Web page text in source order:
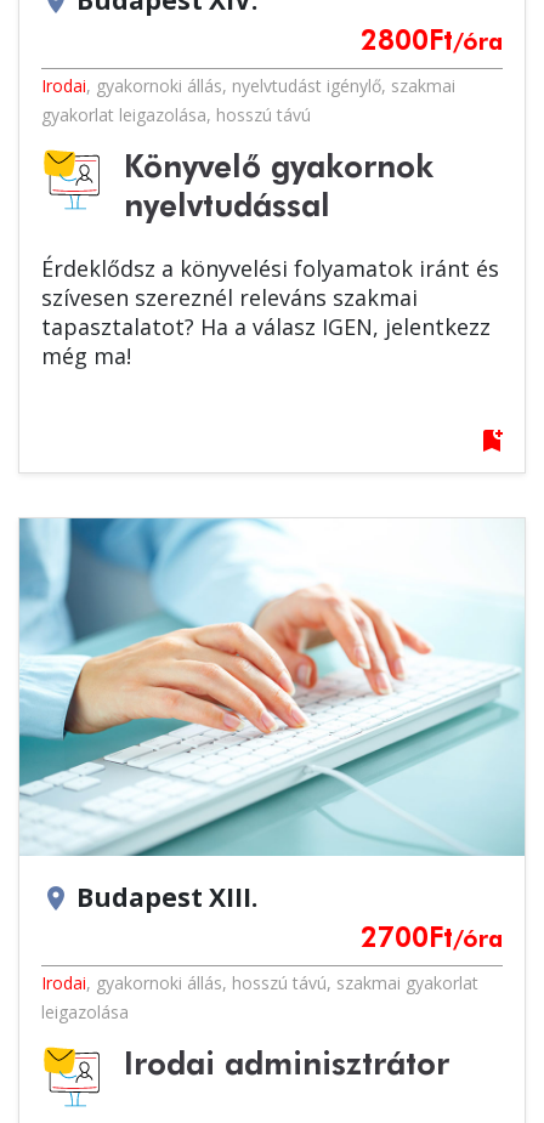
2800 Ft/óra
Irodai, gyakornoki állás, nyelvtudást igénylő, szakmai
gyakorlat leigazolása, hosszú távú
Könyvelő gyakornok
nyelvtudással
Érdeklődsz a könyvelési folyamatok iránt és
szívesen szereznél releváns szakmai
tapasztalatot? Ha a válasz IGEN, jelentkezz
még ma!
bookmark_add
location_on Budapest XIII.
2700 Ft/óra
Irodai, gyakornoki állás, hosszú távú, szakmai gyakorlat
leigazolása
Irodai adminisztrátor